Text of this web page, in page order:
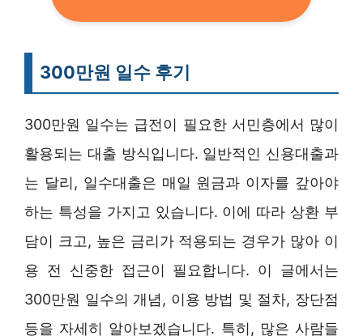
300만원 일수 후기
300만원 일수는 급전이 필요한 서민층에서 많이
활용되는 대출 방식입니다. 일반적인 신용대출과
는 달리, 일수대출은 매일 원금과 이자를 갚아야
하는 특성을 가지고 있습니다. 이에 따라 상환 부
담이 크고, 높은 금리가 적용되는 경우가 많아 이
용 전 신중한 접근이 필요합니다. 이 글에서는
300만원 일수의 개념, 이용 방법 및 절차, 장단점
등을 자세히 알아보겠습니다. 특히, 많은 사람들